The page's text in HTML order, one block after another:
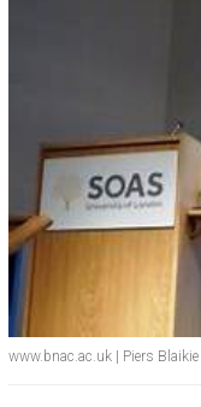
www.bnac.ac.uk | Piers